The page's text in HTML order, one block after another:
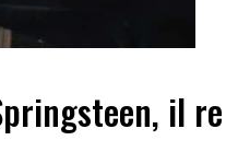
il re